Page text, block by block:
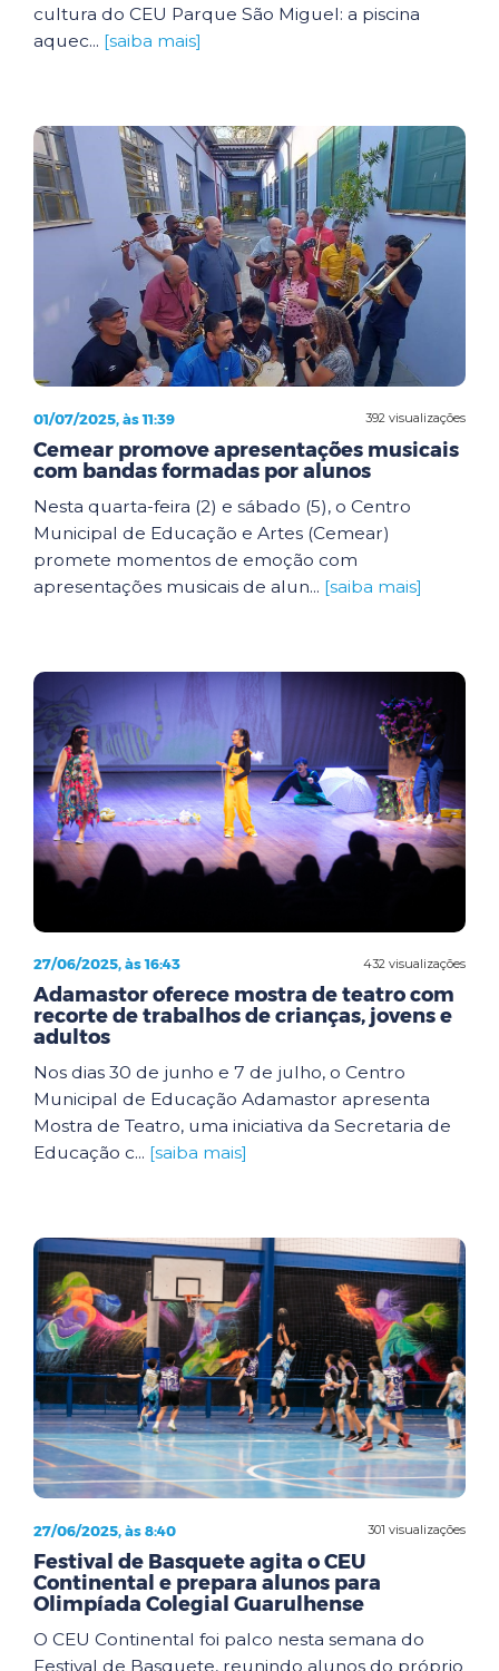
cultura do CEU Parque São Miguel: a piscina
aquec... [saiba mais]
392 visualizações
01/07/2025, às 11:39
Cemear promove apresentações musicais
com bandas formadas por alunos
Nesta quarta-feira (2) e sábado (5), o Centro
Municipal de Educação e Artes (Cemear)
promete momentos de emoção com
apresentações musicais de alun... [saiba mais]
432 visualizações
27/06/2025, às 16:43
Adamastor oferece mostra de teatro com
recorte de trabalhos de crianças, jovens e
adultos
Nos dias 30 de junho e 7 de julho, o Centro
Municipal de Educação Adamastor apresenta
Mostra de Teatro, uma iniciativa da Secretaria de
Educação c... [saiba mais]
301 visualizações
27/06/2025, às 8:40
Festival de Basquete agita o CEU
Continental e prepara alunos para
Olimpíada Colegial Guarulhense
O CEU Continental foi palco nesta semana do
Festival de Basquete, reunindo alunos do próprio